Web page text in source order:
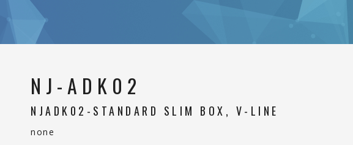
NJ-ADK02
NJADK02-STANDARD SLIM BOX, V-LINE
none